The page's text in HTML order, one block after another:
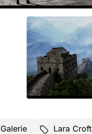
Galerie Lara Croft